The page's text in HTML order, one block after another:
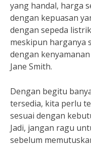
yang handal, harga
dengan kepuasan
dengan sepeda
meskipun harganya
dengan
Jane Smith.
Dengan begitu
tersedia, kita perlu
sesuai dengan
Jadi, jangan ragu
sebelum